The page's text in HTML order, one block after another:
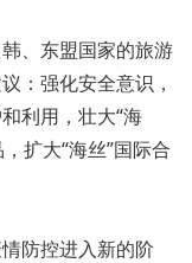
、东盟国家的旅游
：强化安全意识，
利用，壮大“海
扩大“海丝”国际合
防控进入新的阶